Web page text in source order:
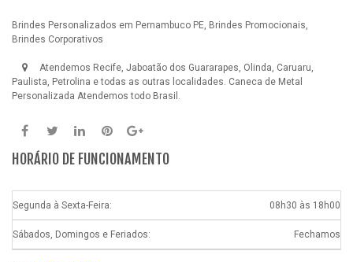
Brindes Personalizados em Pernambuco PE, Brindes Promocionais,
Brindes Corporativos
Atendemos Recife, Jaboatão dos Guararapes, Olinda, Caruaru,
Paulista, Petrolina e todas as outras localidades. Caneca de Metal
Personalizada Atendemos todo Brasil.
HORÁRIO DE FUNCIONAMENTO
Segunda à Sexta-Feira: 08h30 às 18h00
Sábados, Domingos e Feriados: Fechamos